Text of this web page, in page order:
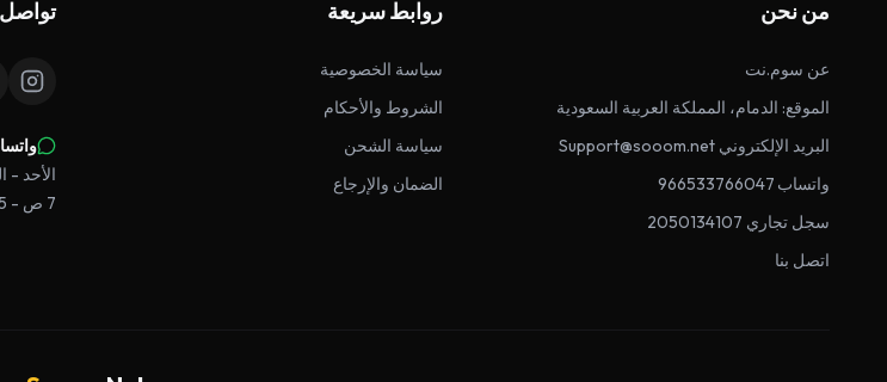
من نحن
عن سوم.نت
الموقع: الدمام، المملكة العربية السعودية
البريد الإلكتروني Support@sooom.net
واتساب 966533766047
سجل تجاري 2050134107
اتصل بنا
روابط سريعة
سياسة الخصوصية
الشروط والأحكام
سياسة الشحن
الضمان والإرجاع
تواصل
الأحد -
7 ص - 5 م